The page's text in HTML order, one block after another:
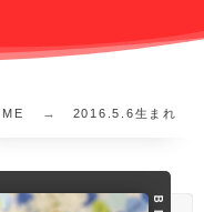
2016.5.6生まれ